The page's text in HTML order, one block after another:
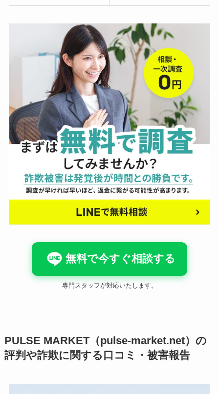
無料で今すぐ相談する
専門スタッフが対応いたします。
PULSE MARKET（pulse-market.net）の
評判や詐欺に関する口コミ・被害報告